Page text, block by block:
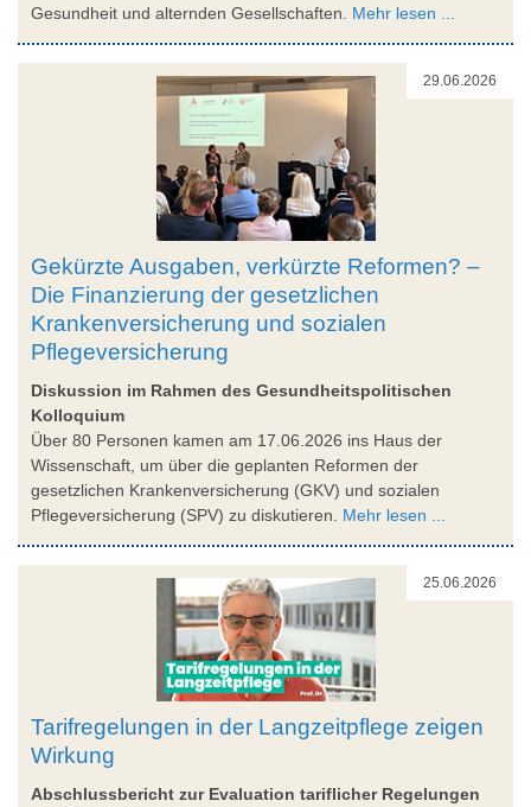
Gesundheit und alternden Gesellschaften. Mehr lesen ...
29.06.2026
Gekürzte Ausgaben, verkürzte Reformen? –
Die Finanzierung der gesetzlichen
Krankenversicherung und sozialen
Pflegeversicherung
Diskussion im Rahmen des Gesundheitspolitischen
Kolloquium
Über 80 Personen kamen am 17.06.2026 ins Haus der
Wissenschaft, um über die geplanten Reformen der
gesetzlichen Krankenversicherung (GKV) und sozialen
Pflegeversicherung (SPV) zu diskutieren. Mehr lesen ...
25.06.2026
Tarifregelungen in der Langzeitpflege zeigen
Wirkung
Abschlussbericht zur Evaluation tariflicher Regelungen